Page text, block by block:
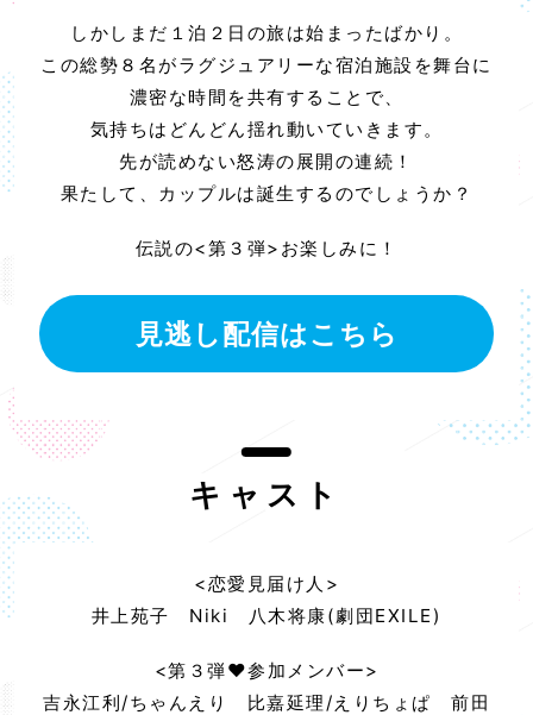
しかしまだ１泊２日の旅は始まったばかり。
この総勢８名がラグジュアリーな宿泊施設を舞台に
濃密な時間を共有することで、
気持ちはどんどん揺れ動いていきます。
先が読めない怒涛の展開の連続！
果たして、カップルは誕生するのでしょうか？
伝説の<第３弾>お楽しみに！
見逃し配信はこちら
キャスト
<恋愛見届け人>
井上苑子 Niki 八木将康(劇団EXILE)
<第３弾♥参加メンバー>
吉永江利/ちゃんえり 比嘉延理/えりちょぱ 前田